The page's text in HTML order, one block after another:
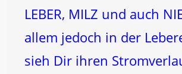
LEBER, MILZ und auch
allem jedoch in der
sieh Dir ihren